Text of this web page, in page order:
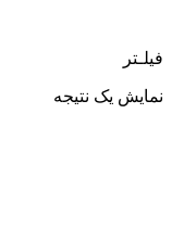
فیلـتر
نمایش یک نتیجه